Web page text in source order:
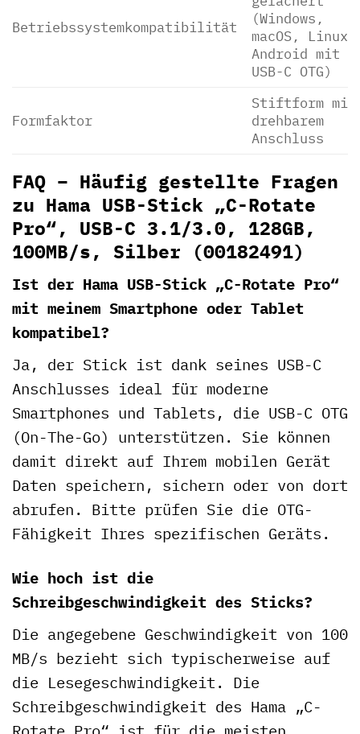
Betriebssystemkompatibilität
(Windows,
macOS, Linux,
Android mit
USB-C OTG)
Formfaktor
Stiftform mit
drehbarem
Anschluss
FAQ – Häufig gestellte Fragen
zu Hama USB-Stick „C-Rotate
Pro“, USB-C 3.1/3.0, 128GB,
100MB/s, Silber (00182491)
Ist der Hama USB-Stick „C-Rotate Pro“
mit meinem Smartphone oder Tablet
kompatibel?
Ja, der Stick ist dank seines USB-C
Anschlusses ideal für moderne
Smartphones und Tablets, die USB-C OTG
(On-The-Go) unterstützen. Sie können
damit direkt auf Ihrem mobilen Gerät
Daten speichern, sichern oder von dort
abrufen. Bitte prüfen Sie die OTG-
Fähigkeit Ihres spezifischen Geräts.
Wie hoch ist die
Schreibgeschwindigkeit des Sticks?
Die angegebene Geschwindigkeit von 100
MB/s bezieht sich typischerweise auf
die Lesegeschwindigkeit. Die
Schreibgeschwindigkeit des Hama „C-